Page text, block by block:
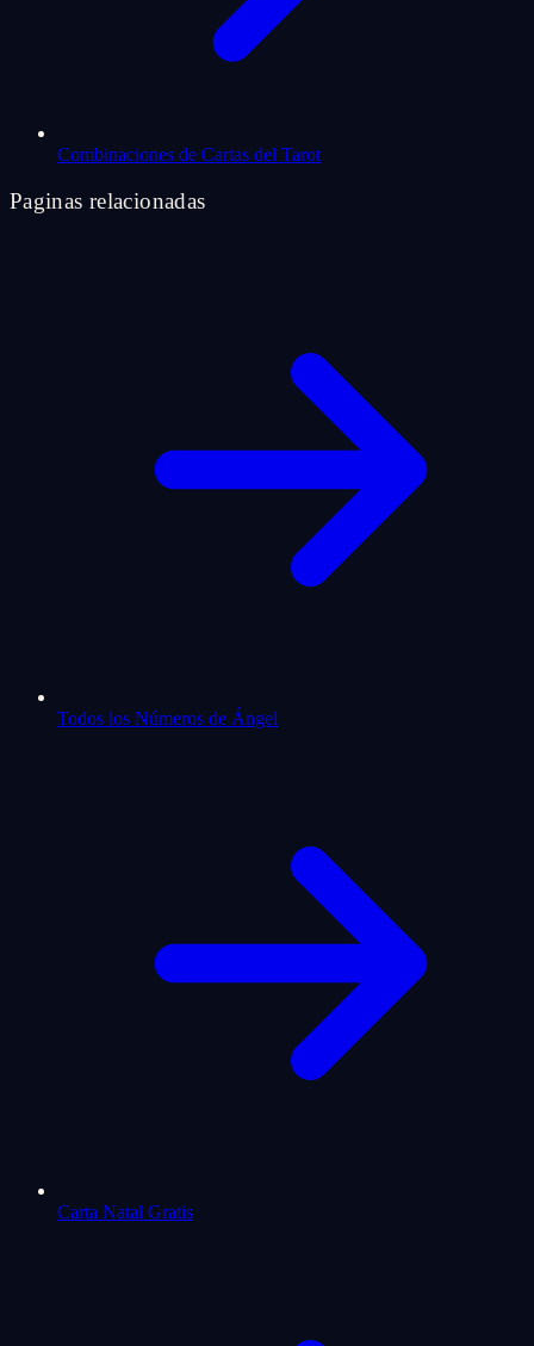
Combinaciones de Cartas del Tarot
Paginas relacionadas
Todos los Números de Ángel
Carta Natal Gratis